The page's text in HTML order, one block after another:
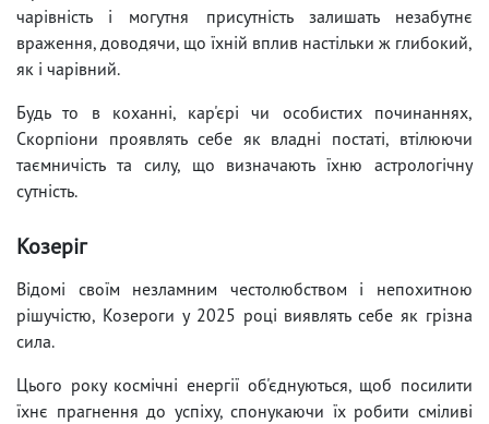
чарівність і могутня присутність залишать незабутнє
враження, доводячи, що їхній вплив настільки ж глибокий,
як і чарівний.
Будь то в коханні, кар'єрі чи особистих починаннях,
Скорпіони проявлять себе як владні постаті, втілюючи
таємничість та силу, що визначають їхню астрологічну
сутність.
Козеріг
Відомі своїм незламним честолюбством і непохитною
рішучістю, Козероги у 2025 році виявлять себе як грізна
сила.
Цього року космічні енергії об'єднуються, щоб посилити
їхнє прагнення до успіху, спонукаючи їх робити сміливі